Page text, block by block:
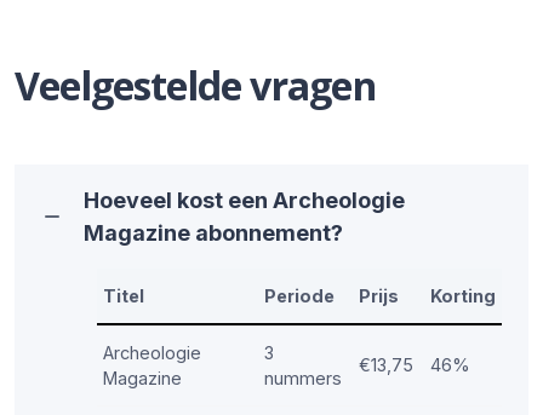
Veelgestelde vragen
Hoeveel kost een Archeologie
Magazine abonnement?
Titel Periode Prijs Korting
Archeologie
Magazine
3
nummers
€13,75 46%